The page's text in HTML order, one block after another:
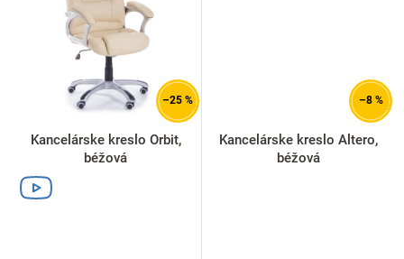
–25 %
Kancelárske kreslo Orbit,
béžová
–8 %
Kancelárske kreslo Altero,
béžová